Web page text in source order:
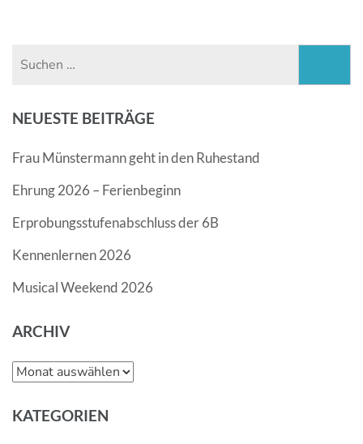
NEUESTE BEITRÄGE
Frau Münstermann geht in den Ruhestand
Ehrung 2026 – Ferienbeginn
Erprobungsstufenabschluss der 6B
Kennenlernen 2026
Musical Weekend 2026
ARCHIV
Archiv
KATEGORIEN